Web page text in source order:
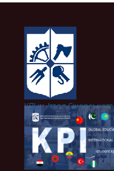
КПІ ім. Ігоря Сікорського